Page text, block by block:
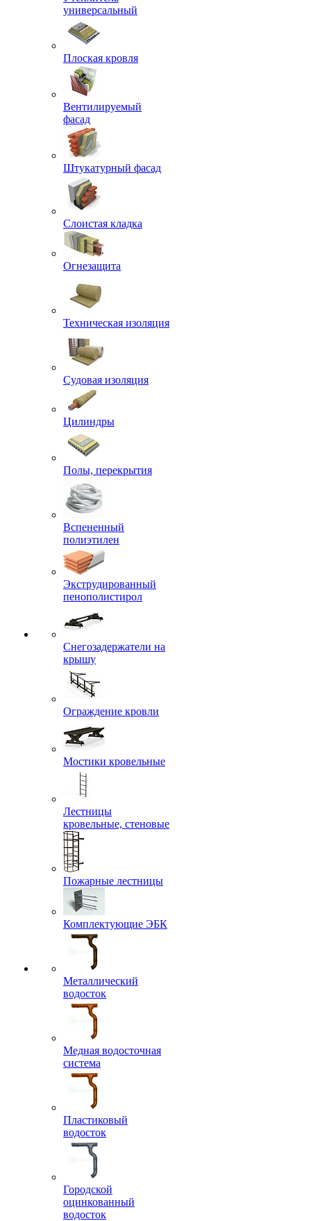
универсальный
Плоская кровля
Вентилируемый
фасад
Штукатурный фасад
Слоистая кладка
Огнезащита
Техническая изоляция
Судовая изоляция
Цилиндры
Полы, перекрытия
Вспененный
полиэтилен
Экструдированный
пенополистирол
Снегозадержатели на
крышу
Ограждение кровли
Мостики кровельные
Лестницы
кровельные, стеновые
Пожарные лестницы
Комплектующие ЭБК
Металлический
водосток
Медная водосточная
система
Пластиковый
водосток
Городской
оцинкованный
водосток